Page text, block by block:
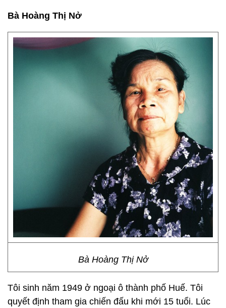
Bà Hoàng Thị Nở
Bà Hoàng Thị Nở
Tôi sinh năm 1949 ở ngoại ô thành phố Huế. Tôi
quyết định tham gia chiến đấu khi mới 15 tuổi. Lúc